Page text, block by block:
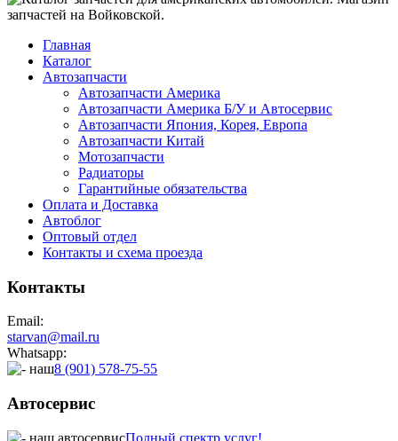
Главная
Каталог
Автозапчасти
Автозапчасти Америка
Автозапчасти Америка Б/У и Автосервис
Автозапчасти Япония, Корея, Европа
Автозапчасти Китай
Мотозапчасти
Радиаторы
Гарантийные обязательства
Оплата и Доставка
Автоблог
Оптовый отдел
Контакты и схема проезда
Контакты
Email:
starvan@mail.ru
Whatsapp:
8 (901) 578-75-55
Автосервис
Полный спектр услуг!